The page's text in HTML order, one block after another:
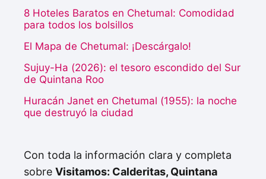
8 Hoteles Baratos en Chetumal: Comodidad
para todos los bolsillos
El Mapa de Chetumal: ¡Descárgalo!
Sujuy-Ha (2026): el tesoro escondido del Sur
de Quintana Roo
Huracán Janet en Chetumal (1955): la noche
que destruyó la ciudad
Con toda la información clara y completa
sobre Visitamos: Calderitas, Quintana